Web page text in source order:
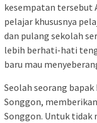
kesempatan tersebut
pelajar khususnya
dan pulang sekolah
lebih berhati-hati
baru mau
Seolah seorang
Songgon,
Songgon. Untuk tidak